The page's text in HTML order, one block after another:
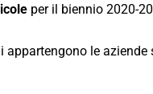
per il biennio 2020-
appartengono le aziende